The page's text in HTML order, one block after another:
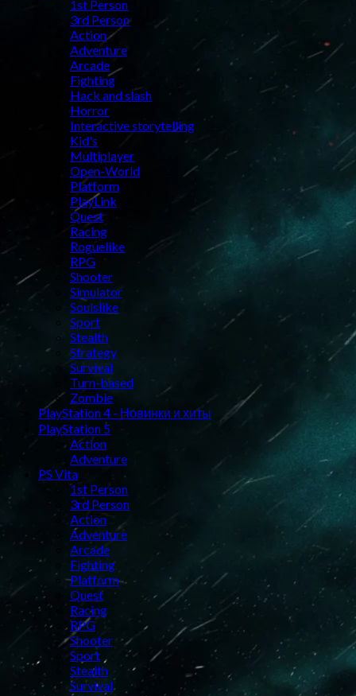
1st Person
3rd Person
Action
Adventure
Arcade
Fighting
Hack and slash
Horror
Interactive storytelling
Kid's
Multiplayer
Open-World
Platform
PlayLink
Quest
Racing
Roguelike
RPG
Shooter
Simulator
Soulslike
Sport
Stealth
Strategy
Survival
Turn-based
Zombie
PlayStation 4 - Новинки и хиты
PlayStation 5
Action
Adventure
PS Vita
1st Person
3rd Person
Action
Adventure
Arcade
Fighting
Platform
Quest
Racing
RPG
Shooter
Sport
Stealth
Survival